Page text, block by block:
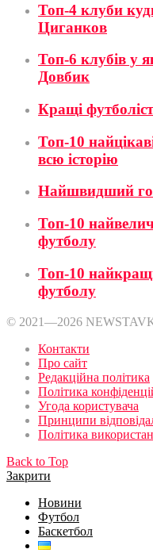
Топ-4 клуби
Циганков
Топ-6 клубів у
Довбик
Кращі
Топ-10
всю історію
Найшвидший гол
Топ-10
футболу
Топ-10
футболу
© 2021—2026
Контакти
Про сайт
Редакційна політика
Політика
Угода користувача
Принципи
Політика
Back to Top
Закрити
Новини
Футбол
Баскетбол